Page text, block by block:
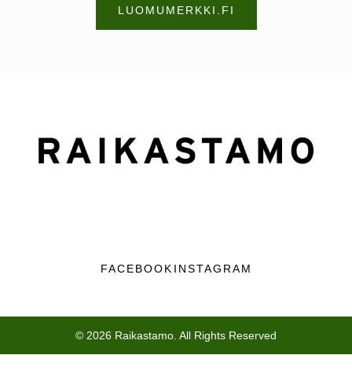
LUOMUMERKKI.FI
FACEBOOK INSTAGRAM
© 2026 Raikastamo. All Rights Reserved